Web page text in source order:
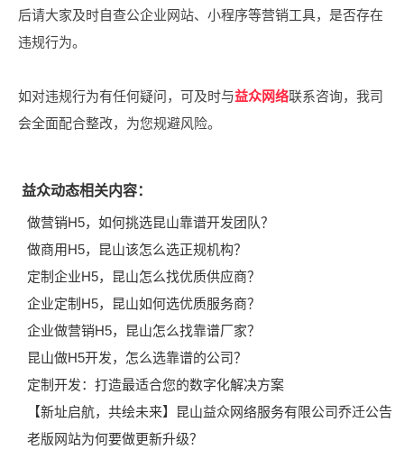
后请大家及时自查公企业网站、小程序等营销工具，是否存在
违规行为。
如对违规行为有任何疑问，可及时与益众网络联系咨询，我司
会全面配合整改，为您规避风险。
益众动态相关内容：
做营销H5，如何挑选昆山靠谱开发团队？
做商用H5，昆山该怎么选正规机构？
定制企业H5，昆山怎么找优质供应商？
企业定制H5，昆山如何选优质服务商？
企业做营销H5，昆山怎么找靠谱厂家？
昆山做H5开发，怎么选靠谱的公司？
定制开发：打造最适合您的数字化解决方案
【新址启航，共绘未来】昆山益众网络服务有限公司乔迁公告
老版网站为何要做更新升级？